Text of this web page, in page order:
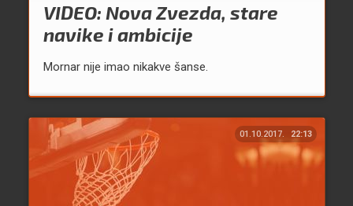
VIDEO: Nova Zvezda, stare
navike i ambicije
Mornar nije imao nikakve šanse.
01.10.2017. 22:13